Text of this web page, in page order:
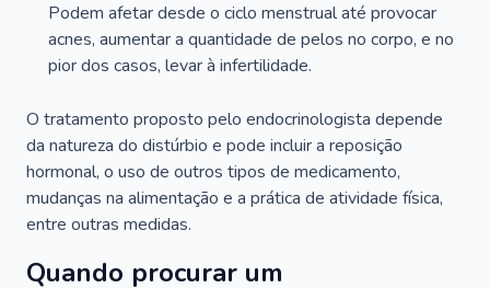
Podem afetar desde o ciclo menstrual até provocar
acnes, aumentar a quantidade de pelos no corpo, e no
pior dos casos, levar à infertilidade.
O tratamento proposto pelo endocrinologista depende
da natureza do distúrbio e pode incluir a reposição
hormonal, o uso de outros tipos de medicamento,
mudanças na alimentação e a prática de atividade física,
entre outras medidas.
Quando procurar um